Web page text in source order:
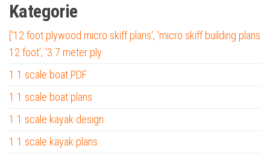
Kategorie
['12 foot plywood micro skiff plans', 'micro skiff building plans
12 foot', '3.7 meter ply
1 1 scale boat PDF
1 1 scale boat plans
1 1 scale kayak design
1 1 scale kayak plans